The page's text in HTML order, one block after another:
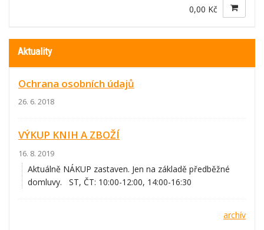
0,00 Kč
Aktuality
Ochrana osobních údajů
26. 6. 2018
VÝKUP KNIH A ZBOŽÍ
16. 8. 2019
Aktuálně NÁKUP zastaven. Jen na základě předběžné
domluvy. ST, ČT: 10:00-12:00, 14:00-16:30
archív